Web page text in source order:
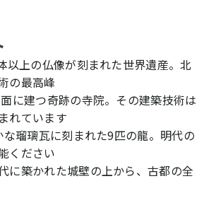
以上の仏像が刻まれた世界遺産。北
の最高峰
に建つ奇跡の寺院。その建築技術は
れています
瑠璃瓦に刻まれた9匹の龍。明代の
ください
に築かれた城壁の上から、古都の全